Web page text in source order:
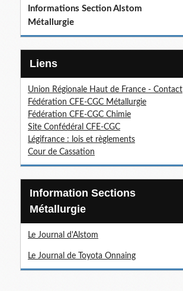
Informations Section Alstom
Métallurgie
Liens
Union Régionale Haut de France - Contact
Fédération CFE-CGC Métallurgie
Fédération CFE-CGC Chimie
Site Confédéral CFE-CGC
Légifrance : lois et règlements
Cour de Cassation
Information Sections
Métallurgie
Le Journal d'Alstom
Le Journal de Toyota Onnaing